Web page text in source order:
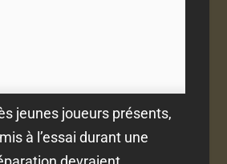
jeunes joueurs présents,
à l’essai durant une